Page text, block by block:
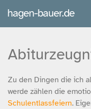
hagen-bauer.de
Zu den Dingen die ich
werde zählen die
Schulentlassfeiern.